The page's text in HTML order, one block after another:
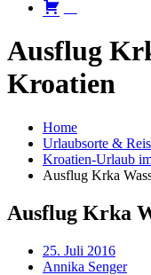
Ausflug
Kroatien
Home
Urlaubsorte &
Kroatien-Urlaub
Ausflug Krka
Ausflug Krka
25. Juli 2016
Annika Senger